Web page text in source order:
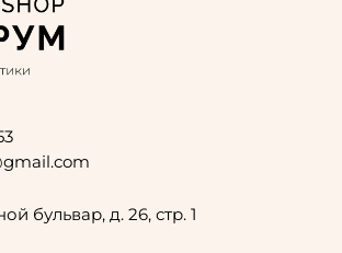
бульвар, д. 26, стр. 1